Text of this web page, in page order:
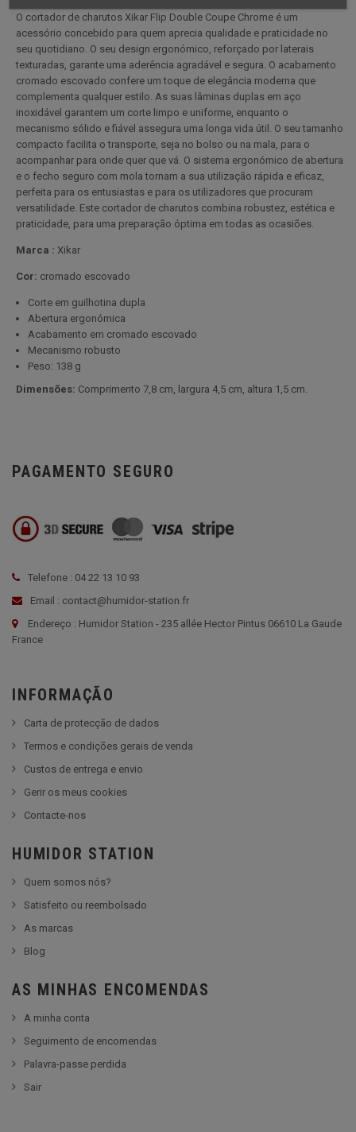
O cortador de charutos Xikar Flip Double Coupe Chrome é um
acessório concebido para quem aprecia qualidade e praticidade no
seu quotidiano. O seu design ergonómico, reforçado por laterais
texturadas, garante uma aderência agradável e segura. O acabamento
cromado escovado confere um toque de elegância moderna que
complementa qualquer estilo. As suas lâminas duplas em aço
inoxidável garantem um corte limpo e uniforme, enquanto o
mecanismo sólido e fiável assegura uma longa vida útil. O seu tamanho
compacto facilita o transporte, seja no bolso ou na mala, para o
acompanhar para onde quer que vá. O sistema ergonómico de abertura
e o fecho seguro com mola tornam a sua utilização rápida e eficaz,
perfeita para os entusiastas e para os utilizadores que procuram
versatilidade. Este cortador de charutos combina robustez, estética e
praticidade, para uma preparação óptima em todas as ocasiões.
Marca : Xikar
Cor: cromado escovado
Corte em guilhotina dupla
Abertura ergonómica
Acabamento em cromado escovado
Mecanismo robusto
Peso: 138 g
Dimensões: Comprimento 7,8 cm, largura 4,5 cm, altura 1,5 cm.
PAGAMENTO SEGURO
Telefone : 04 22 13 10 93
Email : contact@humidor-station.fr
Endereço : Humidor Station - 235 allée Hector Pintus 06610 La Gaude
France
INFORMAÇÃO
Carta de protecção de dados
Termos e condições gerais de venda
Custos de entrega e envio
Gerir os meus cookies
Contacte-nos
HUMIDOR STATION
Quem somos nós?
Satisfeito ou reembolsado
As marcas
Blog
AS MINHAS ENCOMENDAS
A minha conta
Seguimento de encomendas
Palavra-passe perdida
Sair